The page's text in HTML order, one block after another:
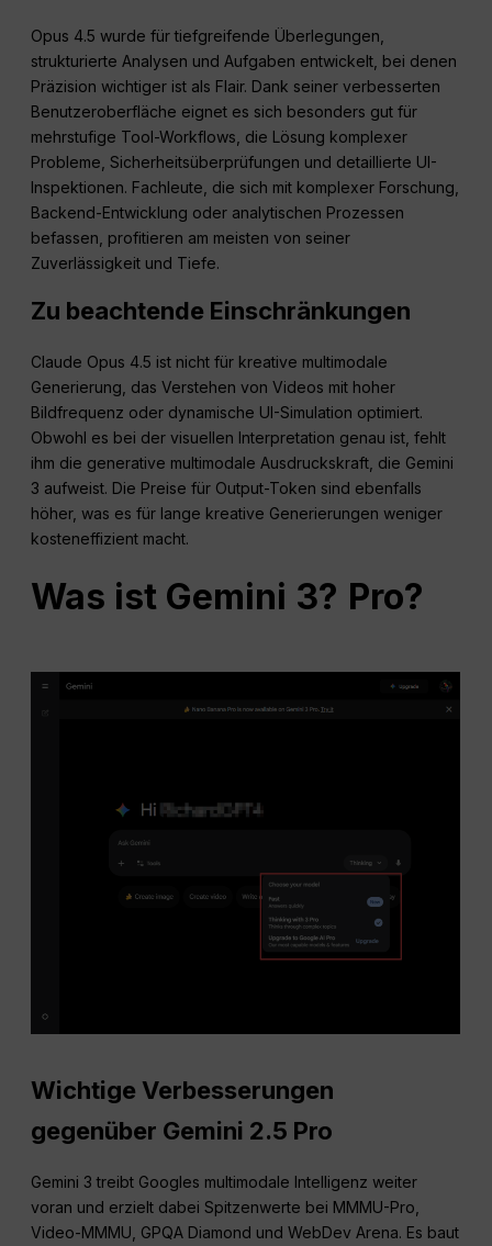
Opus 4.5 wurde für tiefgreifende Überlegungen,
strukturierte Analysen und Aufgaben entwickelt, bei denen
Präzision wichtiger ist als Flair. Dank seiner verbesserten
Benutzeroberfläche eignet es sich besonders gut für
mehrstufige Tool-Workflows, die Lösung komplexer
Probleme, Sicherheitsüberprüfungen und detaillierte UI-
Inspektionen. Fachleute, die sich mit komplexer Forschung,
Backend-Entwicklung oder analytischen Prozessen
befassen, profitieren am meisten von seiner
Zuverlässigkeit und Tiefe.
Zu beachtende Einschränkungen
Claude Opus 4.5 ist nicht für kreative multimodale
Generierung, das Verstehen von Videos mit hoher
Bildfrequenz oder dynamische UI-Simulation optimiert.
Obwohl es bei der visuellen Interpretation genau ist, fehlt
ihm die generative multimodale Ausdruckskraft, die Gemini
3 aufweist. Die Preise für Output-Token sind ebenfalls
höher, was es für lange kreative Generierungen weniger
kosteneffizient macht.
Was ist Gemini 3? Pro?
Wichtige Verbesserungen
gegenüber Gemini 2.5 Pro
Gemini 3 treibt Googles multimodale Intelligenz weiter
voran und erzielt dabei Spitzenwerte bei MMMU-Pro,
Video-MMMU, GPQA Diamond und WebDev Arena. Es baut